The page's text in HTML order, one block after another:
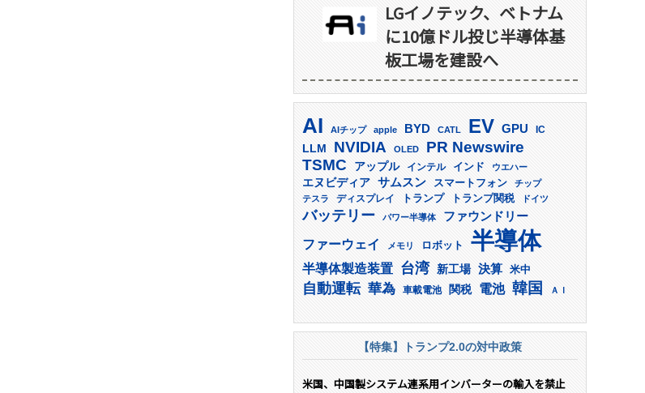
LGイノテック、ベトナム
に10億ドル投じ半導体基
板工場を建設へ
AI AIチップ apple BYD CATL EV GPU IC
LLM NVIDIA OLED PR Newswire
TSMC アップル インテル インド ウエハー
エヌビディア サムスン スマートフォン
チップ
テスラ
ディスプレイ トランプ トランプ関税 ドイツ
バッテリー パワー半導体 ファウンドリー
ファーウェイ メモリ ロボット 半導体
半導体製造装置 台湾 新工場 決算 米中
自動運転 華為 車載電池 関税 電池 韓国 ＡＩ
【特集】トランプ2.0の対中政策
米国、中国製システム連系用インバーターの輸入を禁止